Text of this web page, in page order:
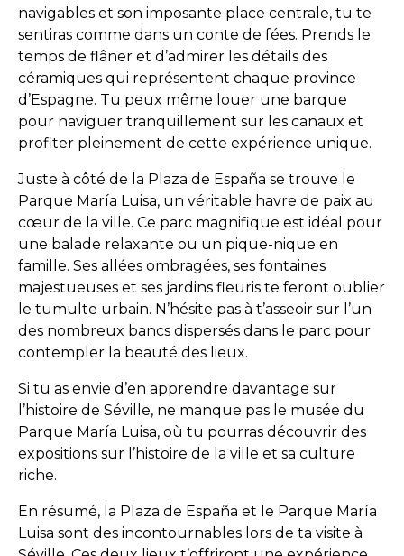
navigables et son imposante place centrale, tu te
sentiras comme dans un conte de fées. Prends le
temps de flâner et d’admirer les détails des
céramiques qui représentent chaque province
d’Espagne. Tu peux même louer une barque
pour naviguer tranquillement sur les canaux et
profiter pleinement de cette expérience unique.
Juste à côté de la Plaza de España se trouve le
Parque María Luisa, un véritable havre de paix au
cœur de la ville. Ce parc magnifique est idéal pour
une balade relaxante ou un pique-nique en
famille. Ses allées ombragées, ses fontaines
majestueuses et ses jardins fleuris te feront oublier
le tumulte urbain. N’hésite pas à t’asseoir sur l’un
des nombreux bancs dispersés dans le parc pour
contempler la beauté des lieux.
Si tu as envie d’en apprendre davantage sur
l’histoire de Séville, ne manque pas le musée du
Parque María Luisa, où tu pourras découvrir des
expositions sur l’histoire de la ville et sa culture
riche.
En résumé, la Plaza de España et le Parque María
Luisa sont des incontournables lors de ta visite à